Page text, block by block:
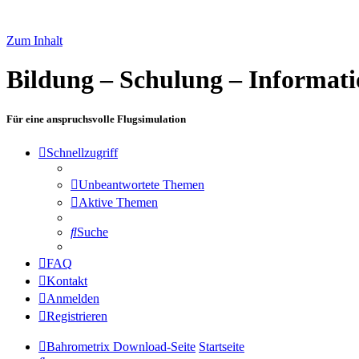
Zum Inhalt
Bildung – Schulung –
Für eine anspruchsvolle Flugsimulation
Schnellzugriff
Unbeantwortete Themen
Aktive Themen
Suche
FAQ
Kontakt
Anmelden
Registrieren
Bahrometrix Download-Seite Startseite